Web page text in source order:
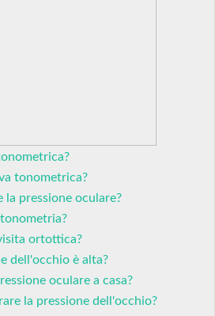
tonometrica?
la pressione oculare?
ortottica?
dell'occhio è alta?
oculare a casa?
la pressione dell'occhio?